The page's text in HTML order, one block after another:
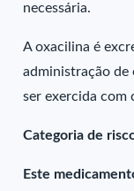
necessária.
A oxacilina é
administração de
ser exercida com
Categoria de
Este